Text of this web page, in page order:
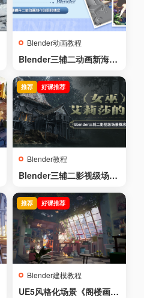
Blender动画教程
Blender三辅二动画新海诚
Blender教程
Blender三辅二影视级场景
家》全流程教学
推荐 好课推荐
Blender建模教程
UE5风格化场景《阁楼画
推荐 好课推荐